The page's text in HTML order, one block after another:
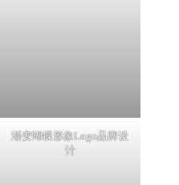
渐变蝴蝶形象Logo品牌设
计